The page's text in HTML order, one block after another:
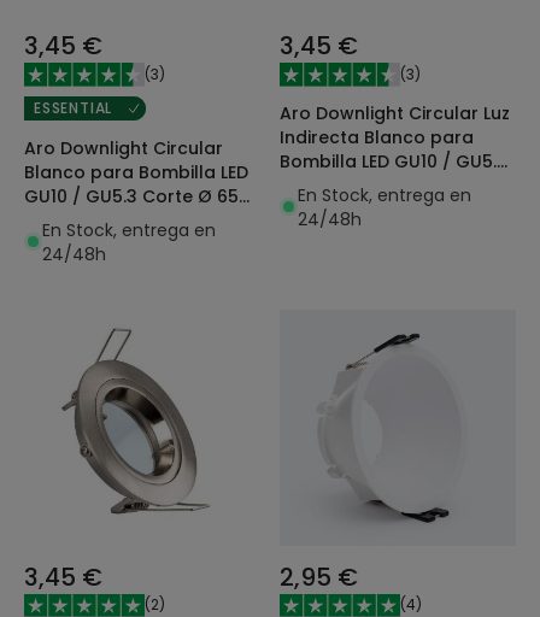
3,45 €
(3)
ESSENTIAL
Aro Downlight Circular
Blanco para Bombilla LED
GU10 / GU5.3 Corte Ø 65
mmEn Stock, entrega en
24/48h
3,45 €
(3)
Aro Downlight Circular Luz
Indirecta Blanco para
Bombilla LED GU10 / GU5.3
Corte Ø 70 mm
En Stock, entrega en
24/48h
3,45 €
(2)
2,95 €
(4)